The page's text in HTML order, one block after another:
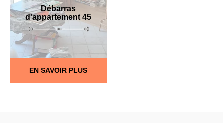
Débarras
d'appartement 45
EN SAVOIR PLUS